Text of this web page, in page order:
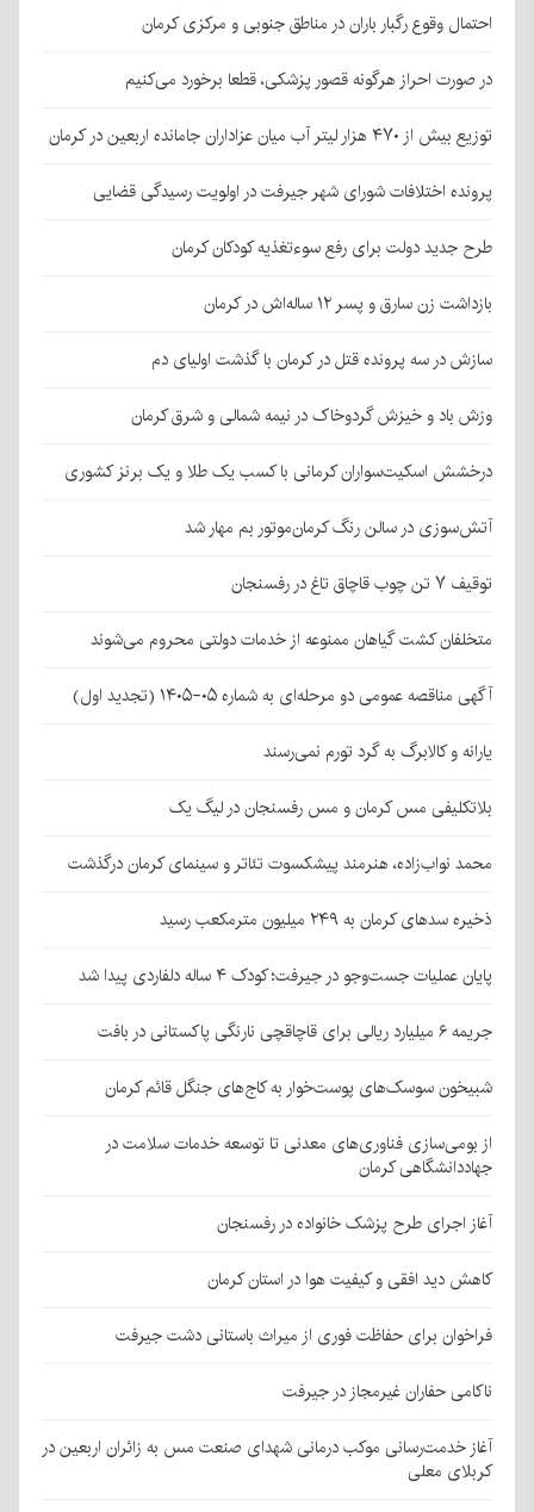
احتمال وقوع رگبار باران در مناطق جنوبی و مرکزی کرمان
در صورت احراز هرگونه قصور پزشکی، قطعا برخورد می‌کنیم
توزیع بیش از ۴۷۰ هزار لیتر آب میان عزاداران جامانده اربعین در کرمان
پرونده اختلافات شورای شهر جیرفت در اولویت رسیدگی قضایی
طرح جدید دولت برای رفع سوءتغذیه کودکان کرمان
بازداشت زن سارق و پسر ۱۲ ساله‌اش در کرمان
سازش در سه پرونده قتل در کرمان با گذشت اولیای دم
وزش باد و خیزش گردوخاک در نیمه شمالی و شرق کرمان
درخشش اسکیت‌سواران کرمانی با کسب یک طلا و یک برنز کشوری
آتش‌سوزی در سالن رنگ کرمان‌موتور بم مهار شد
توقیف ۷ تن چوب قاچاق تاغ در رفسنجان
متخلفان کشت گیاهان ممنوعه از خدمات دولتی محروم می‌شوند
آگهی مناقصه عمومی دو مرحله‌ای به شماره ۰۵-۱۴۰۵ (تجدید اول)
یارانه و کالابرگ به گرد تورم نمی‌رسند
بلاتکلیفی مس کرمان و مس رفسنجان در لیگ یک
محمد نواب‌زاده، هنرمند پیشکسوت تئاتر و سینمای کرمان درگذشت
ذخیره سدهای کرمان به ۲۴۹ میلیون مترمکعب رسید
پایان عملیات جست‌وجو در جیرفت؛ کودک ۴ ساله دلفاردی پیدا شد
جریمه ۶ میلیارد ریالی برای قاچاقچی نارنگی پاکستانی در بافت
شبیخون سوسک‌های پوست‌خوار به کاج‌های جنگل قائم کرمان
از بومی‌سازی فناوری‌های معدنی تا توسعه خدمات سلامت در
جهاددانشگاهی کرمان
آغاز اجرای طرح پزشک خانواده در رفسنجان
کاهش دید افقی و کیفیت هوا در استان کرمان
فراخوان برای حفاظت فوری از میراث باستانی دشت جیرفت
ناکامی حفاران غیرمجاز در جیرفت
آغاز خدمت‌رسانی موکب درمانی شهدای صنعت مس به زائران اربعین در
کربلای معلی